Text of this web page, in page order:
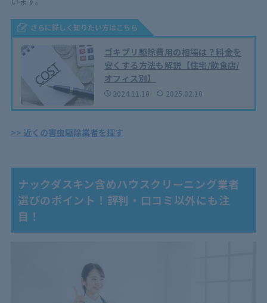
さらに詳しく知りたい方はこちら
ゴキブリ駆除費用の相場は？料金を
安くする方法も解説【住宅/飲食店/
オフィス別】
2024.11.10 2025.02.10
>> 近くの害虫駆除業者を探す
ナックダスキン含めハウスクリーニング業者
選びのポイント！評判・口コミ以外にも注
目！